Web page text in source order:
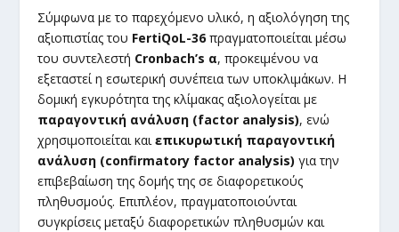
Σύμφωνα με το παρεχόμενο υλικό, η αξιολόγηση της
αξιοπιστίας του FertiQoL-36 πραγματοποιείται μέσω
του συντελεστή Cronbach’s α, προκειμένου να
εξεταστεί η εσωτερική συνέπεια των υποκλιμάκων. Η
δομική εγκυρότητα της κλίμακας αξιολογείται με
παραγοντική ανάλυση (factor analysis), ενώ
χρησιμοποιείται καιεπικυρωτική παραγοντική
ανάλυση (confirmatory factor analysis) για την
επιβεβαίωση της δομής της σε διαφορετικούς
πληθυσμούς. Επιπλέον, πραγματοποιούνται
συγκρίσεις μεταξύ διαφορετικών πληθυσμών και